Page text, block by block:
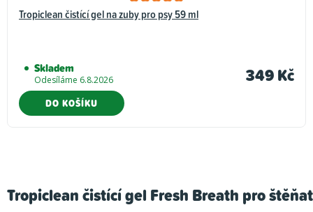
Tropiclean čistící gel na zuby pro psy 59 ml
Skladem
Odesíláme 6.8.2026 349 Kč
DO KOŠÍKU
Tropiclean čistící gel Fresh Breath pro